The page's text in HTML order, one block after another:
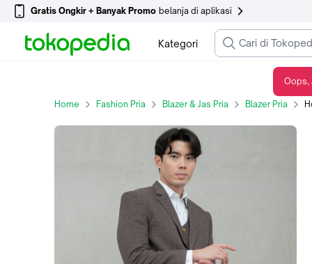
Gratis Ongkir + Banyak Promo belanja di aplikasi
Kategori
Home Fashion Pria Blazer & Jas Pria Blazer Pria
Oops,